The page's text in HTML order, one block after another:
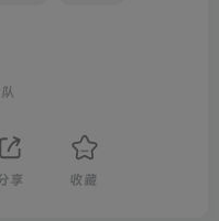
享 收藏